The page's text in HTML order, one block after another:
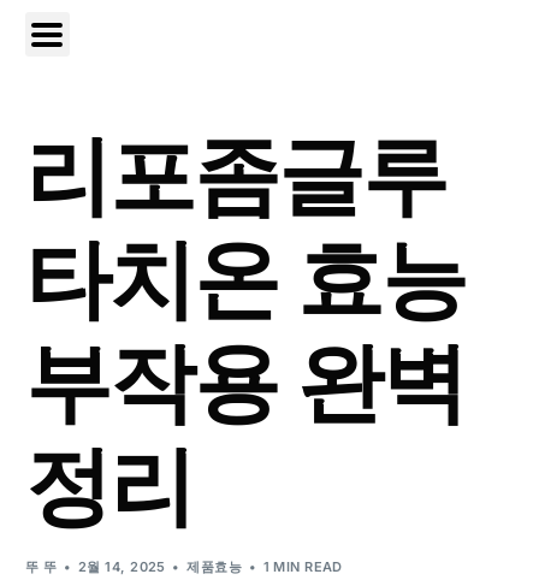
리포좀글루
타치온 효능
부작용 완벽
정리
뚜 뚜 2월 14, 2025 제품효능 1 MIN READ